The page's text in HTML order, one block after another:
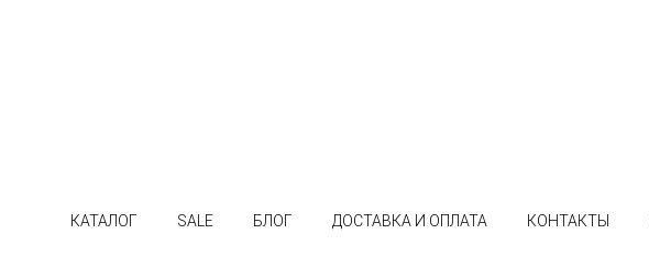
КАТАЛОГ SALE БЛОГ ДОСТАВКА И ОПЛАТА КОНТАКТЫ